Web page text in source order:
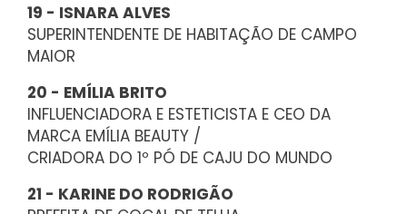
19 - ISNARA ALVES
SUPERINTENDENTE DE HABITAÇÃO DE CAMPO
MAIOR
20 - EMÍLIA BRITO
INFLUENCIADORA E ESTETICISTA E CEO DA
MARCA EMÍLIA BEAUTY /
CRIADORA DO 1º PÓ DE CAJU DO MUNDO
21 - KARINE DO RODRIGÃO